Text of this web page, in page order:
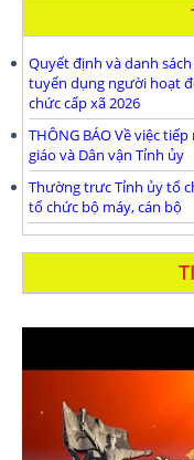
Quyết định và danh
tuyển dụng người hoạt
chức cấp xã 2026
THÔNG BÁO Về việc
giáo và Dân vận Tỉnh ủy
Thường trưc Tỉnh ủy tổ
tổ chức bộ máy, cán bộ